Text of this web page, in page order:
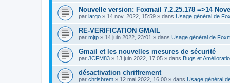
Nouvelle version: Foxmail 7.2.25.178 =>14
par largo » 14 nov. 2022, 15:59 » dans Usage général de
RE-VERIFICATION GMAIL
par mjtp » 14 juin 2022, 23:01 » dans Usage général de
Gmail et les nouvelles mesures de sécurité
par JCFM83 » 13 juin 2022, 17:05 » dans Bugs et
désactivation chriffrement
par chrisbrem » 12 mai 2022, 16:00 » dans Usage général